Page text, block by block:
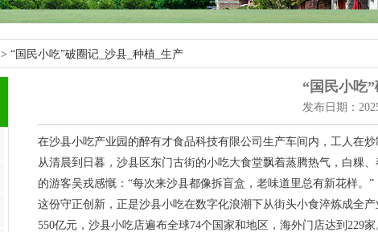
> “国民小吃”破圈记_沙县_种植_生产
“国民小吃
发布日期：
在沙县小吃产业园的醉有才食品科技有限公司生产车间内，工人在炒
从清晨到日暮，沙县区东门古街的小吃大食堂飘着蒸腾热气，白粿
的游客吴戎感慨：“每次来沙县都像拆盲盒，老味道里总有新花样。”
这份守正创新，正是沙县小吃在数字化浪潮下从街头小食淬炼成全
550亿元，沙县小吃店遍布全球74个国家和地区，海外门店达到229家